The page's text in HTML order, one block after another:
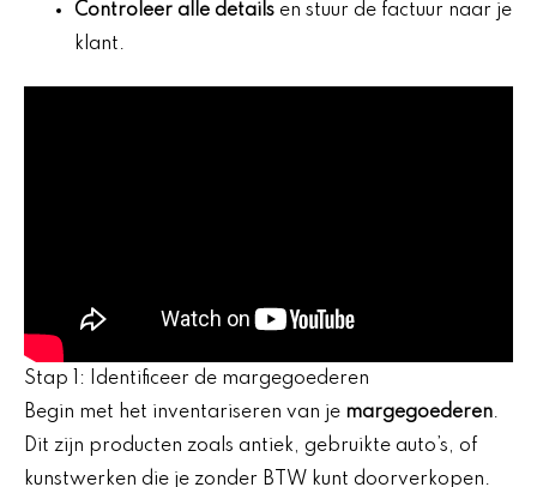
Controleer alle details en stuur de factuur naar je
klant.
Stap 1: Identificeer de margegoederen
Begin met het inventariseren van je margegoederen.
Dit zijn producten zoals antiek, gebruikte auto’s, of
kunstwerken die je zonder BTW kunt doorverkopen.